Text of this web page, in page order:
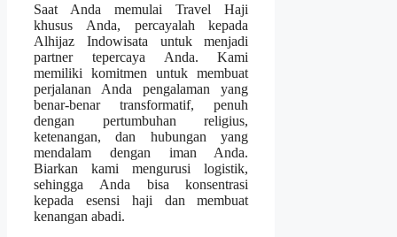
Saat Anda memulai Travel Haji
khusus Anda, percayalah kepada
Alhijaz Indowisata untuk menjadi
partner tepercaya Anda. Kami
memiliki komitmen untuk membuat
perjalanan Anda pengalaman yang
benar-benar transformatif, penuh
dengan pertumbuhan religius,
ketenangan, dan hubungan yang
mendalam dengan iman Anda.
Biarkan kami mengurusi logistik,
sehingga Anda bisa konsentrasi
kepada esensi haji dan membuat
kenangan abadi.